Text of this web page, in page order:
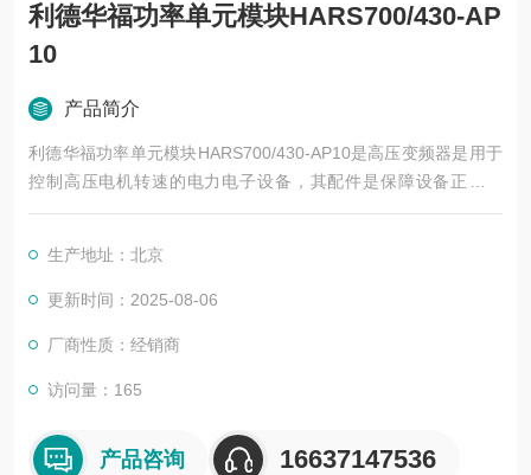
利德华福功率单元模块HARS700/430-AP
10
产品简介
利德华福功率单元模块HARS700/430-AP10是高压变频器是用于
控制高压电机转速的电力电子设备，其配件是保障设备正常运
行、实现功能扩展及维护维修的重要组成部分。这些配件种类繁
生产地址：北京
更新时间：2025-08-06
厂商性质：经销商
访问量：165
产品咨询 16637147536